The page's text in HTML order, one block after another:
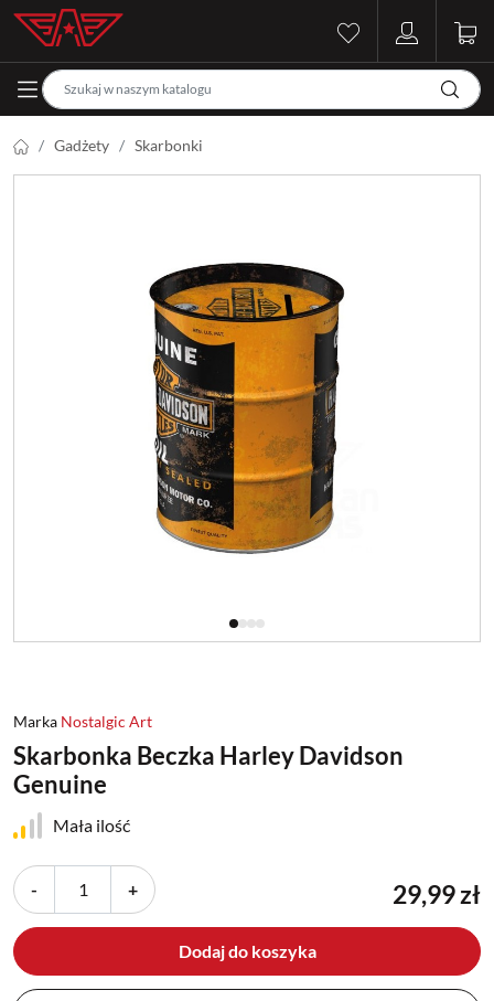
Gadżety Skarbonki
Marka Nostalgic Art
Skarbonka Beczka Harley Davidson
Genuine
Mała ilość
- + 29,99 zł
Dodaj do koszyka